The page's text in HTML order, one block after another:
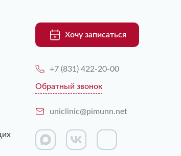
Хочу записаться
+7 (831) 422-20-00
Обратный звонок
uniclinic@pimunn.net